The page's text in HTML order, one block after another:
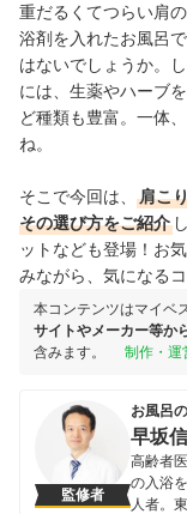
重だるくてつらい肩
浴剤を入れたお風呂
はないでしょうか。
には、生薬やハーブ
ど種類も豊富。一体
ね。
そこで今回は、 肩こ
その選び方をご紹介
ットなども登場！お
みながら、気になる
本コンテンツはマイベ
サイトやメーカー等か
含みます。
制作・運
監修者
お風呂
早坂
高齢者
の入浴
人者。